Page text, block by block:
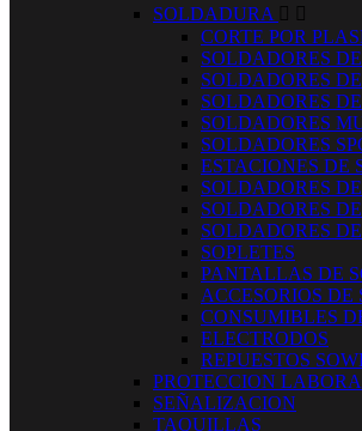
SOLDADURA  
CORTE POR
SOLDADORES
SOLDADORES
SOLDADORES
SOLDADORES
SOLDADORES
ESTACIONES DE
SOLDADORES
SOLDADORES
SOLDADORES
SOPLETES
PANTALLAS DE
ACCESORIOS
CONSUMIBLES
ELECTRODOS
REPUESTOS
PROTECCION
SEÑALIZACION
TAQUILLAS